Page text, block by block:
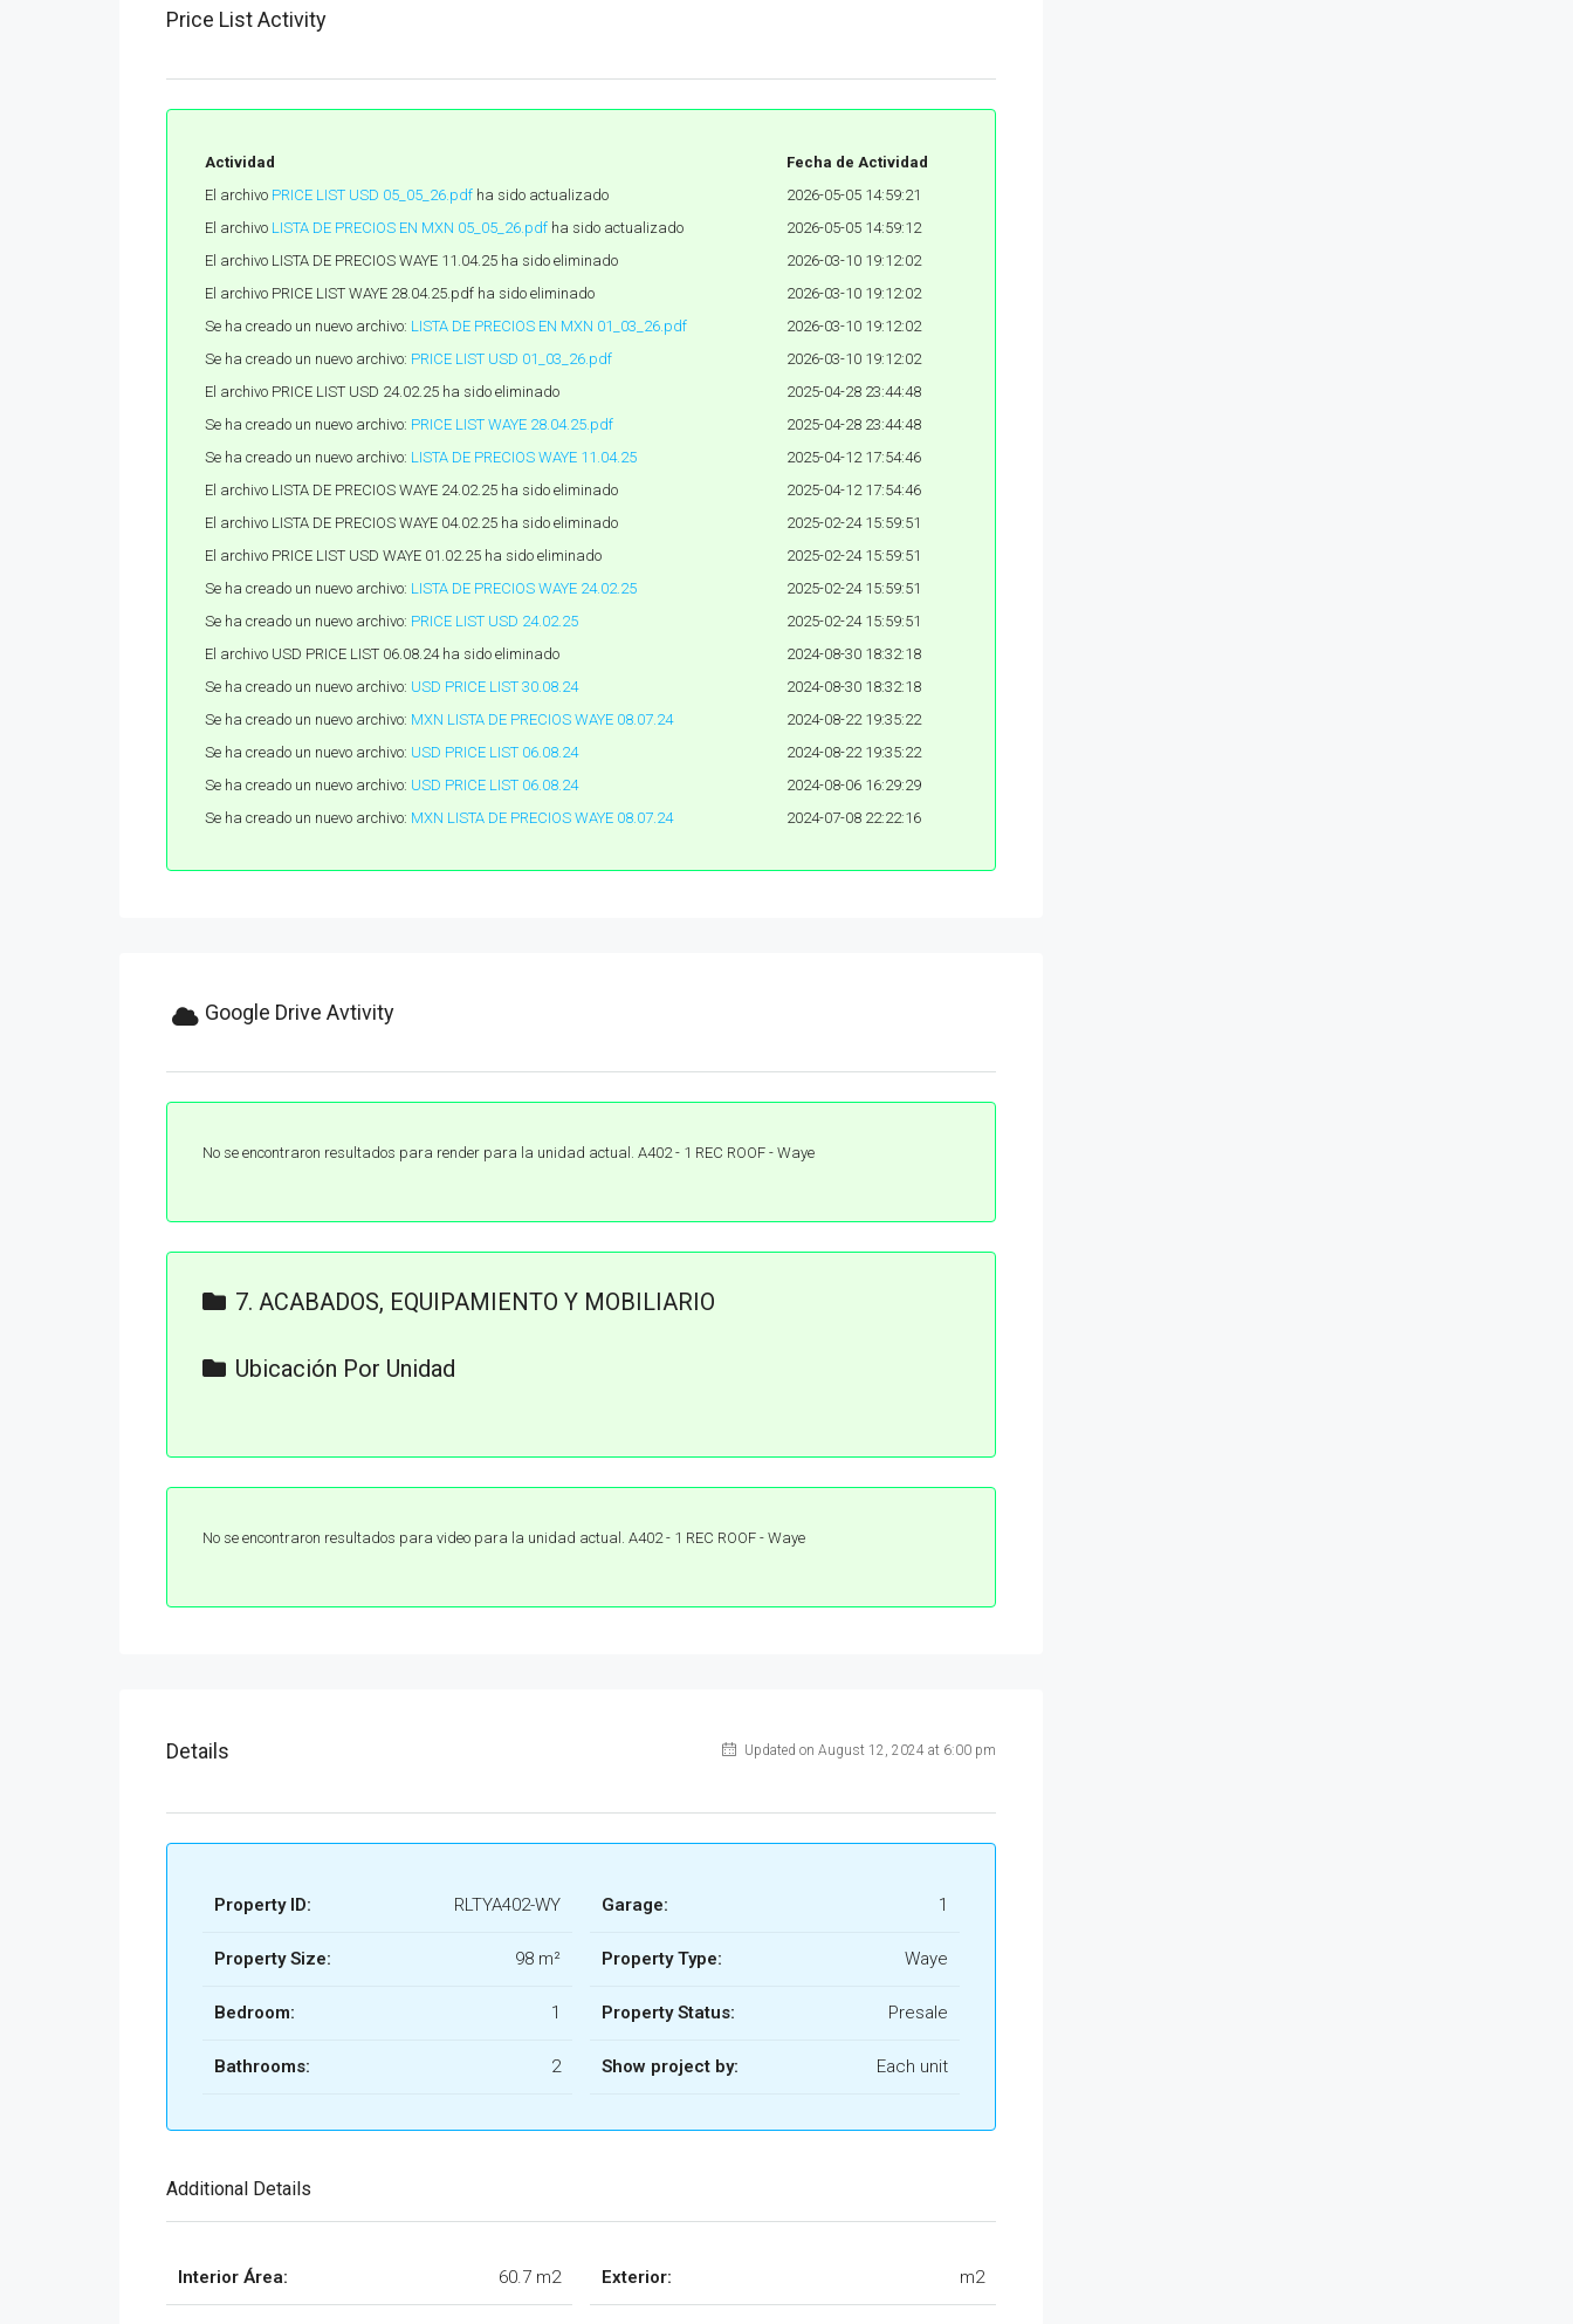
Price List Activity
Actividad
Fecha de Actividad
El archivo PRICE LIST USD 05_05_26.pdf ha sido actualizado
2026-05-05 14:59:21
El archivo LISTA DE PRECIOS EN MXN 05_05_26.pdf ha sido actualizado
2026-05-05 14:59:12
El archivo LISTA DE PRECIOS WAYE 11.04.25 ha sido eliminado
2026-03-10 19:12:02
El archivo PRICE LIST WAYE 28.04.25.pdf ha sido eliminado
2026-03-10 19:12:02
Se ha creado un nuevo archivo: LISTA DE PRECIOS EN MXN 01_03_26.pdf
2026-03-10 19:12:02
Se ha creado un nuevo archivo: PRICE LIST USD 01_03_26.pdf
2026-03-10 19:12:02
El archivo PRICE LIST USD 24.02.25 ha sido eliminado
2025-04-28 23:44:48
Se ha creado un nuevo archivo: PRICE LIST WAYE 28.04.25.pdf
2025-04-28 23:44:48
Se ha creado un nuevo archivo: LISTA DE PRECIOS WAYE 11.04.25
2025-04-12 17:54:46
El archivo LISTA DE PRECIOS WAYE 24.02.25 ha sido eliminado
2025-04-12 17:54:46
El archivo LISTA DE PRECIOS WAYE 04.02.25 ha sido eliminado
2025-02-24 15:59:51
El archivo PRICE LIST USD WAYE 01.02.25 ha sido eliminado
2025-02-24 15:59:51
Se ha creado un nuevo archivo: LISTA DE PRECIOS WAYE 24.02.25
2025-02-24 15:59:51
Se ha creado un nuevo archivo: PRICE LIST USD 24.02.25
2025-02-24 15:59:51
El archivo USD PRICE LIST 06.08.24 ha sido eliminado
2024-08-30 18:32:18
Se ha creado un nuevo archivo: USD PRICE LIST 30.08.24
2024-08-30 18:32:18
Se ha creado un nuevo archivo: MXN LISTA DE PRECIOS WAYE 08.07.24
2024-08-22 19:35:22
Se ha creado un nuevo archivo: USD PRICE LIST 06.08.24
2024-08-22 19:35:22
Se ha creado un nuevo archivo: USD PRICE LIST 06.08.24
2024-08-06 16:29:29
Se ha creado un nuevo archivo: MXN LISTA DE PRECIOS WAYE 08.07.24 2024-07-08 22:22:16
Google Drive Avtivity
No se encontraron resultados para render para la unidad actual. A402 - 1 REC ROOF - Waye
7. ACABADOS, EQUIPAMIENTO Y MOBILIARIO
Ubicación Por Unidad
DEPTO A-102 - WAYE TULUM.pdf
DEPTO A-104 - WAYE TULUM.pdf
DEPTO A-301 - WAYE TULUM.pdf
DEPTO A-302 - WAYE TULUM.pdf
DEPTO A-306 - WAYE TULUM.pdf
No se encontraron resultados para video para la unidad actual. A402 - 1 REC ROOF - Waye
Details Updated on August 12, 2024 at 6:00 pm
Property ID: RLTYA402-WY
Property Size: 98 m²
Bedroom: 1
Bathrooms: 2
Garage: 1
Property Type: Waye
Property Status: Presale
Show project by: Each unit
Additional Details
Interior Área: 60.7 m2 Exterior: m2